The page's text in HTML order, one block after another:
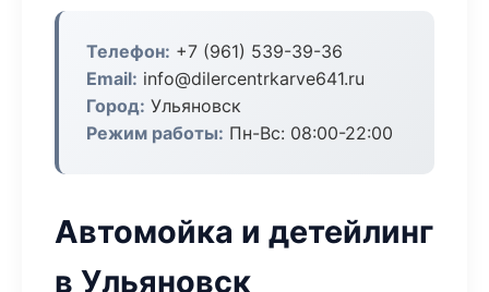
Телефон: +7 (961) 539-39-36
Email: info@dilercentrkarve641.ru
Город: Ульяновск
Режим работы: Пн-Вс: 08:00-22:00
Автомойка и детейлинг
в Ульяновск